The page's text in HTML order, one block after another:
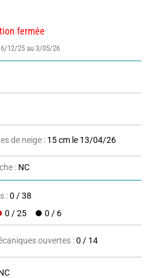
fermée
12/25 au 3/05/26
de neige : 15 cm le 13/04/26
: NC
:0 / 38
0 / 25 0 / 6
ouvertes :0 / 14